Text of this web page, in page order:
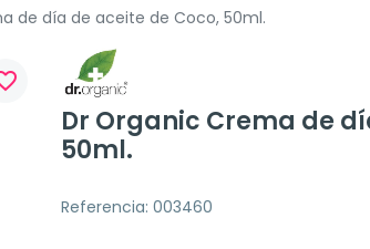
de día de aceite de Coco, 50ml.
Dr Organic Crema de
50ml.
Referencia: 003460